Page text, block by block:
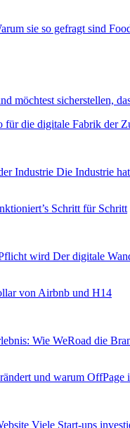
sie so gefragt sind
möchtest sicherstellen,
für die digitale Fabrik der
Industrie Die Industrie
Schritt für Schritt
wird Der digitale
von Airbnb und H14
Wie WeRoad die
und warum OffPage
Viele Start-ups